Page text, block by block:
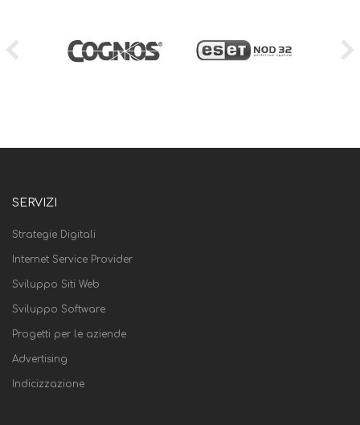
SERVIZI
Strategie Digitali
Internet Service Provider
Sviluppo Siti Web
Sviluppo Software
Progetti per le aziende
Advertising
Indicizzazione